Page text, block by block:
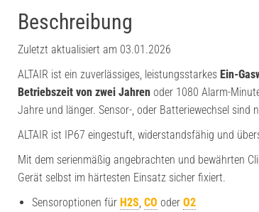
Beschreibung
Zuletzt aktualisiert am 03.01.2026
ALTAIR ist ein zuverlässiges, leistungsstarkes Ein-
Betriebszeit von zwei Jahren oder 1080 Alarm-
Jahre und länger. Sensor-, oder Batteriewechsel sind
ALTAIR ist IP67 eingestuft, widerstandsfähig und
Mit dem serienmäßig angebrachten und bewährten
Gerät selbst im härtesten Einsatz sicher fixiert.
Sensoroptionen für H2S CO oder O2